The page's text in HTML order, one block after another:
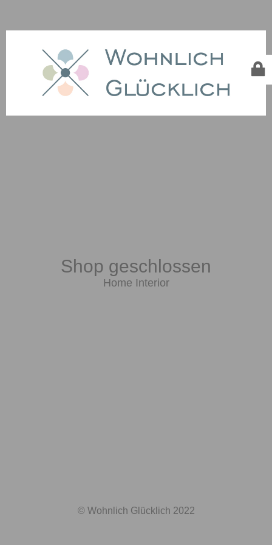
Shop geschlossen
Home Interior
© Wohnlich Glücklich 2022